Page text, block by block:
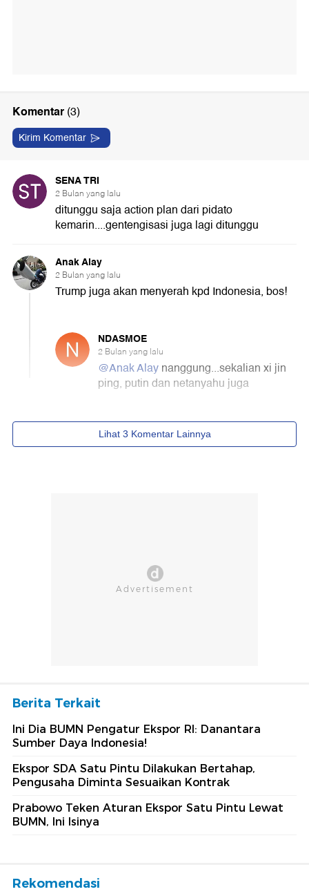
Berita Terkait
Ini Dia BUMN Pengatur Ekspor RI: Danantara
Sumber Daya Indonesia!
Ekspor SDA Satu Pintu Dilakukan Bertahap,
Pengusaha Diminta Sesuaikan Kontrak
Prabowo Teken Aturan Ekspor Satu Pintu Lewat
BUMN, Ini Isinya
Rekomendasi